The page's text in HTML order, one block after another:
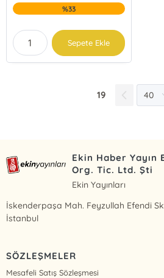
%33
Sepete Ekle
19
Ekin Haber Yayın
Org. Tic. Ltd. Şti
Ekin Yayınları
İskenderpaşa Mah. Feyzullah Efendi
İstanbul
SÖZLEŞMELER
Mesafeli Satış Sözleşmesi